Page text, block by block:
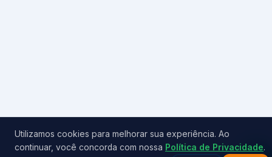
Utilizamos cookies para melhorar sua experiência. Ao
continuar, você concorda com nossa Política de Privacidade.